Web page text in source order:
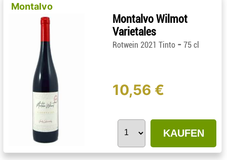
Montalvo
Montalvo Wilmot
Varietales
Rotwein 2021 Tinto - 75 cl
10,56 €
KAUFEN